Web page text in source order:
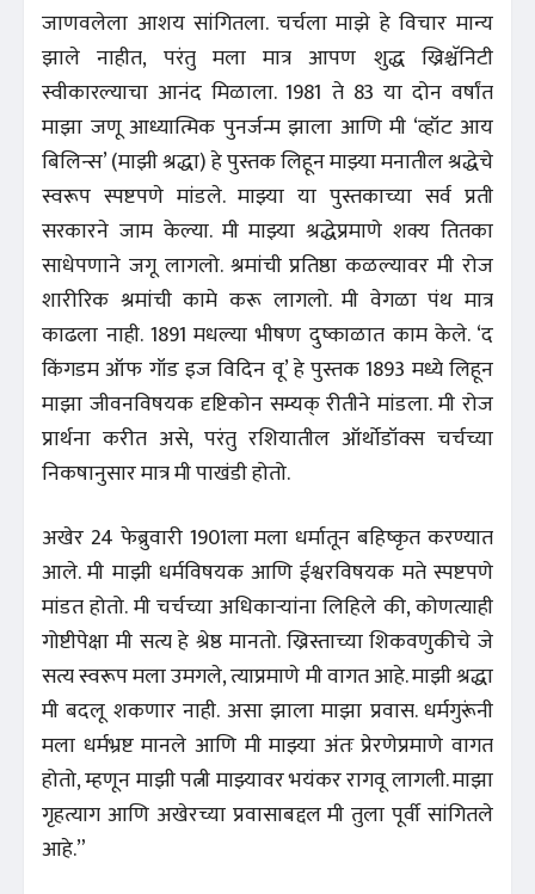
जाणवलेला आशय सांगितला. चर्चला माझे हे विचार मान्य
झाले नाहीत, परंतु मला मात्र आपण शुद्ध ख्रिश्चॅनिटी
स्वीकारल्याचा आनंद मिळाला. 1981 ते 83 या दोन वर्षांत
माझा जणू आध्यात्मिक पुनर्जन्म झाला आणि मी ‘व्हॉट आय
बिलिन्स’ (माझी श्रद्धा) हे पुस्तक लिहून माझ्या मनातील श्रद्धेचे
स्वरूप स्पष्टपणे मांडले. माझ्या या पुस्तकाच्या सर्व प्रती
सरकारने जाम केल्या. मी माझ्या श्रद्धेप्रमाणे शक्य तितका
साधेपणाने जगू लागलो. श्रमांची प्रतिष्ठा कळल्यावर मी रोज
शारीरिक श्रमांची कामे करू लागलो. मी वेगळा पंथ मात्र
काढला नाही. 1891 मधल्या भीषण दुष्काळात काम केले. ‘द
किंगडम ऑफ गॉड इज विदिन वू’ हे पुस्तक 1893 मध्ये लिहून
माझा जीवनविषयक दृष्टिकोन सम्यक् रीतीने मांडला. मी रोज
प्रार्थना करीत असे, परंतु रशियातील ऑर्थोडॉक्स चर्चच्या
निकषानुसार मात्र मी पाखंडी होतो.
अखेर 24 फेब्रुवारी 1901ला मला धर्मातून बहिष्कृत करण्यात
आले. मी माझी धर्मविषयक आणि ईश्वरविषयक मते स्पष्टपणे
मांडत होतो. मी चर्चच्या अधिकाऱ्यांना लिहिले की, कोणत्याही
गोष्टीपेक्षा मी सत्य हे श्रेष्ठ मानतो. ख्रिस्ताच्या शिकवणुकीचे जे
सत्य स्वरूप मला उमगले, त्याप्रमाणे मी वागत आहे. माझी श्रद्धा
मी बदलू शकणार नाही. असा झाला माझा प्रवास. धर्मगुरूंनी
मला धर्मभ्रष्ट मानले आणि मी माझ्या अंतः प्रेरणेप्रमाणे वागत
होतो, म्हणून माझी पत्नी माझ्यावर भयंकर रागवू लागली. माझा
गृहत्याग आणि अखेरच्या प्रवासाबद्दल मी तुला पूर्वी सांगितले
आहे.”